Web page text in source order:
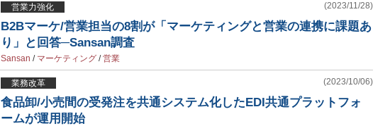
営業力強化 (2023/11/28)
B2Bマーケ/営業担当の8割が「マーケティングと営業の連携に課題あ
り」と回答─Sansan調査
Sansan / マーケティング /営業
業務改革 (2023/10/06)
食品卸/小売間の受発注を共通システム化したEDI共通プラットフォ
ームが運用開始